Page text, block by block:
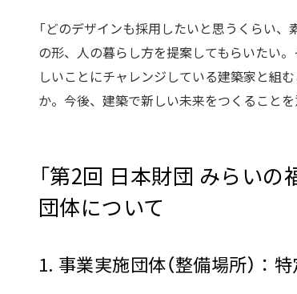
「どのデザインも採用したいと思うくらい
の形、人の暮らし方を提案してもらいたい
しいことにチャレンジしている建築家と組
か。今後、建築で新しい未来をつくること
「第2回 日本財団 みらい
団体について
1. 事業実施団体（整備場所）：